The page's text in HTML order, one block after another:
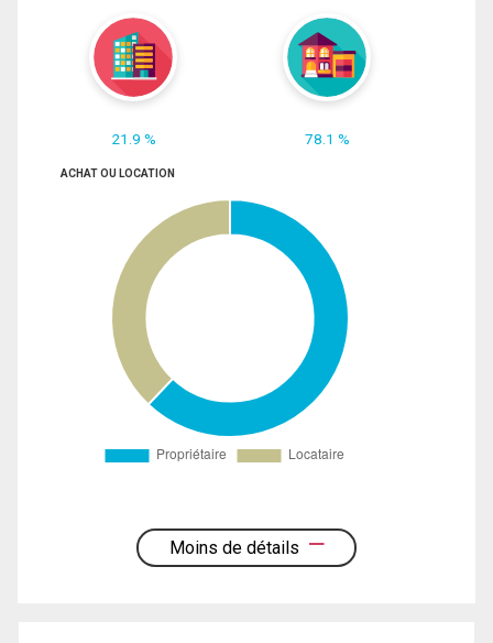
21.9 % 78.1 %
ACHAT OU LOCATION
Moins de détails